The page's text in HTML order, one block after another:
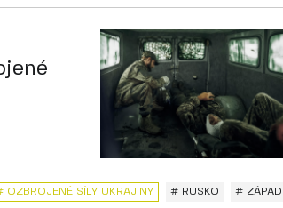
# RUSKO
OZBROJENÉ SÍLY UKRAJINY # ZÁPAD